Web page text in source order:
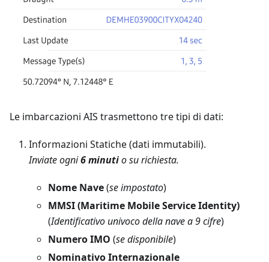
Le imbarcazioni AIS trasmettono tre tipi di dati:
Informazioni Statiche (dati immutabili).
Inviate ogni6 minutio su richiesta.
Nome Nave(se impostato)
MMSI (Maritime Mobile Service Identity)
(Identificativo univoco della nave a 9 cifre)
Numero IMO (se disponibile)
Nominativo Internazionale